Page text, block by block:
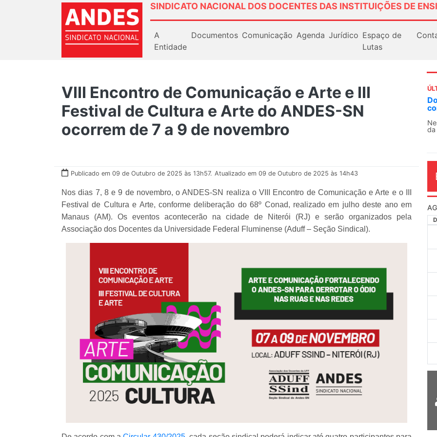
SINDICATO NACIONAL DOS DOCENTES DAS INSTITUIÇÕES DE
A
Entidade
Documentos Comunicação Agenda Jurídico Espaço de
Lutas
VIII Encontro de Comunicação e Arte e III
Festival de Cultura e Arte do ANDES-SN
ocorrem de 7 a 9 de novembro
Publicado em 09 de Outubro de 2025 às 13h57. Atualizado em 09 de Outubro de 2025 às 14h43
Nos dias 7, 8 e 9 de novembro, o ANDES-SN realiza o VIII Encontro de Comunicação e Arte e o III
Festival de Cultura e Arte, conforme deliberação do 68º Conad, realizado em julho deste ano em
Manaus (AM). Os eventos acontecerão na cidade de Niterói (RJ) e serão organizados pela
Associação dos Docentes da Universidade Federal Fluminense (Aduff – Seção Sindical).
Docentes paralisam novamente as atividades
contra as políticas de Milei na Argentina
Nessa segunda-feira (3), sindicatos de docentes
da educação superior e básica da Argentina...
O